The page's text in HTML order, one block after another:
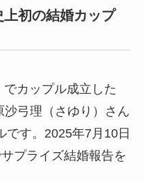
初の結婚カップ
カップル成立した
弓理（さゆり）さん
です。2025年7月10日
プライズ結婚報告を